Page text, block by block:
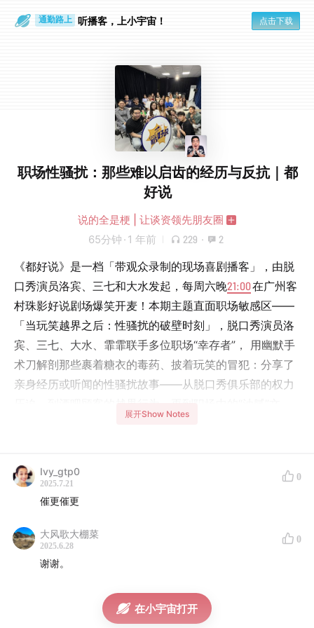
通勤路上 听播客，上小宇宙！ 点击下载
职场性骚扰：那些难以启齿的经历与反抗｜都
好说
说的全是梗 | 让谈资领先朋友圈
65分钟 · 1 年前 229 · 2
《都好说》是一档「带观众录制的现场喜剧播客」，由脱
口秀演员洛宾、三七和大水发起，每周六晚21:00在广州客
村珠影好说剧场爆笑开麦！本期主题直面职场敏感区——
「当玩笑越界之后：性骚扰的破壁时刻」，脱口秀演员洛
宾、三七、大水、霏霏联手多位职场“幸存者”， 用幽默手
术刀解剖那些裹着糖衣的毒药、披着玩笑的冒犯：分享了
亲身经历或听闻的性骚扰故事——从脱口秀俱乐部的权力
如何参与录制？
内容提要：
开场：四位嘉宾登场，本期主题——职场性骚扰
霏霏的经历：某北方俱乐部老板的骚扰与威胁
展开Show Notes
Ivy_gtp0
2025.7.21
0
催更催更
大风歌大棚菜
2025.6.28
0
谢谢。
在小宇宙打开